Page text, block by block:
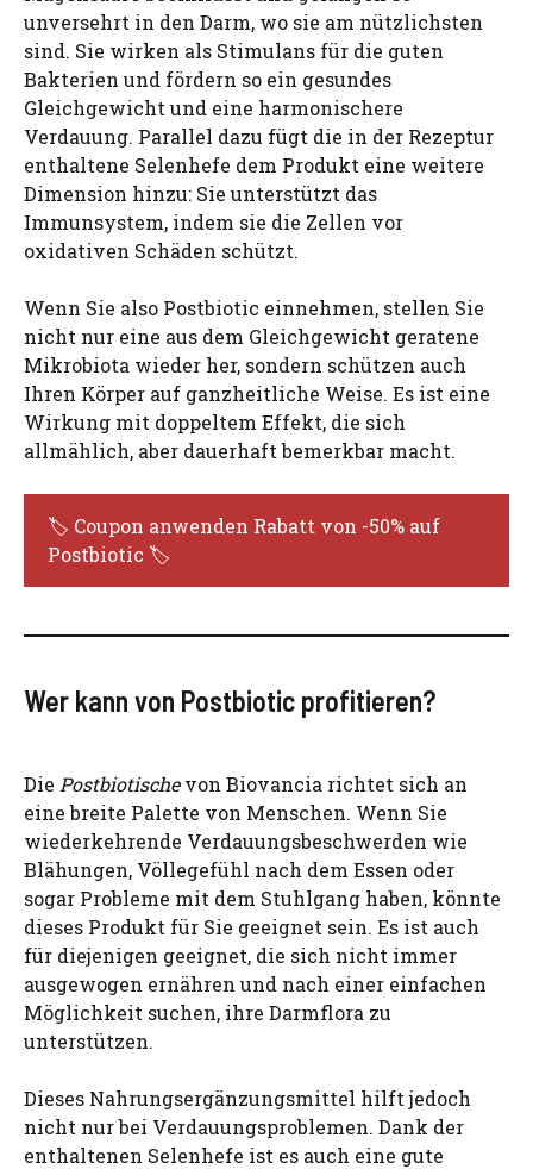
unversehrt in den Darm, wo sie am nützlichsten
sind. Sie wirken als Stimulans für die guten
Bakterien und fördern so ein gesundes
Gleichgewicht und eine harmonischere
Verdauung. Parallel dazu fügt die in der Rezeptur
enthaltene Selenhefe dem Produkt eine weitere
Dimension hinzu: Sie unterstützt das
Immunsystem, indem sie die Zellen vor
oxidativen Schäden schützt.
Wenn Sie also Postbiotic einnehmen, stellen Sie
nicht nur eine aus dem Gleichgewicht geratene
Mikrobiota wieder her, sondern schützen auch
Ihren Körper auf ganzheitliche Weise. Es ist eine
Wirkung mit doppeltem Effekt, die sich
allmählich, aber dauerhaft bemerkbar macht.
🏷️ Coupon anwenden Rabatt von -50% auf
Postbiotic 🏷️
Wer kann von Postbiotic profitieren?
Die Postbiotischevon Biovancia richtet sich an
eine breite Palette von Menschen. Wenn Sie
wiederkehrende Verdauungsbeschwerden wie
Blähungen, Völlegefühl nach dem Essen oder
sogar Probleme mit dem Stuhlgang haben, könnte
dieses Produkt für Sie geeignet sein. Es ist auch
für diejenigen geeignet, die sich nicht immer
ausgewogen ernähren und nach einer einfachen
Möglichkeit suchen, ihre Darmflora zu
unterstützen.
Dieses Nahrungsergänzungsmittel hilft jedoch
nicht nur bei Verdauungsproblemen. Dank der
enthaltenen Selenhefe ist es auch eine gute